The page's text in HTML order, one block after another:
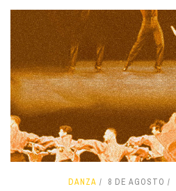
DANZA 8 DE AGOSTO